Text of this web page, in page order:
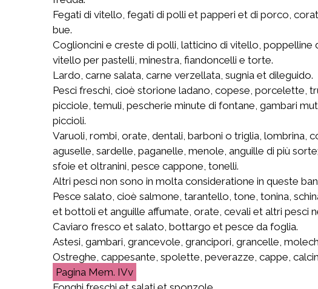
Fegati di vitello, fegati di polli et papperi et di porco,
bue.
Coglioncini e creste di polli, latticino di vitello,
vitello per pastelli, minestra, fiandoncelli e torte.
Lardo, carne salata, carne verzellata, sugnia et dileguido.
Pesci freschi, cioè storione ladano, copese, porcelette,
picciole, temuli, pescherie minute di fontane, gambari
piccioli.
Varuoli, rombi, orate, dentali, barboni o triglia, lombrina,
aguselle, sardelle, paganelle, menole, anguille di più
sfoie et oltranini, pesce cappone, tonelli.
Altri pesci non sono in molta consideratione in queste
Pesce salato, cioè salmone, tarantello, tone, tonina,
et bottoli et anguille affumate, orate, cevali et altri pesci
Caviaro fresco et salato, bottargo et pesce da foglia.
Astesi, gambari, grancevole, grancipori, grancelle,
Ostreghe, cappesante, spolette, peverazze, cappe,
Mem. IVv